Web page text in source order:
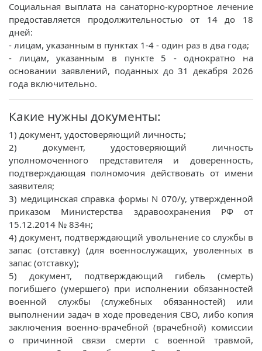
Социальная выплата на санаторно-курортное лечение
предоставляется продолжительностью от 14 до 18
дней:
- лицам, указанным в пунктах 1-4 - один раз в два года;
- лицам, указанным в пункте 5 - однократно на
основании заявлений, поданных до 31 декабря 2026
года включительно.
Какие нужны документы:
1) документ, удостоверяющий личность;
2) документ, удостоверяющий личность
уполномоченного представителя и доверенность,
подтверждающая полномочия действовать от имени
заявителя;
3) медицинская справка формы N 070/у, утвержденной
приказом Министерства здравоохранения РФ от
15.12.2014 № 834н;
4) документ, подтверждающий увольнение со службы в
запас (отставку) (для военнослужащих, уволенных в
запас (отставку);
5) документ, подтверждающий гибель (смерть)
погибшего (умершего) при исполнении обязанностей
военной службы (служебных обязанностей) или
выполнении задач в ходе проведения СВО, либо копия
заключения военно-врачебной (врачебной) комиссии
о причинной связи смерти с военной травмой,